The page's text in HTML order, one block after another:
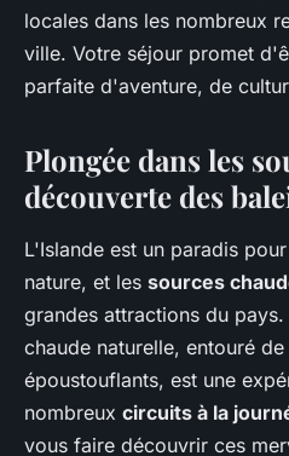
locales dans les nombreux
ville. Votre séjour promet
parfaite d'aventure, de
Plongée dans les
découverte des
L'Islande est un paradis
nature, et les sources
grandes attractions du
chaude naturelle, entouré
époustouflants, est une
nombreux circuits à la
vous faire découvrir ces